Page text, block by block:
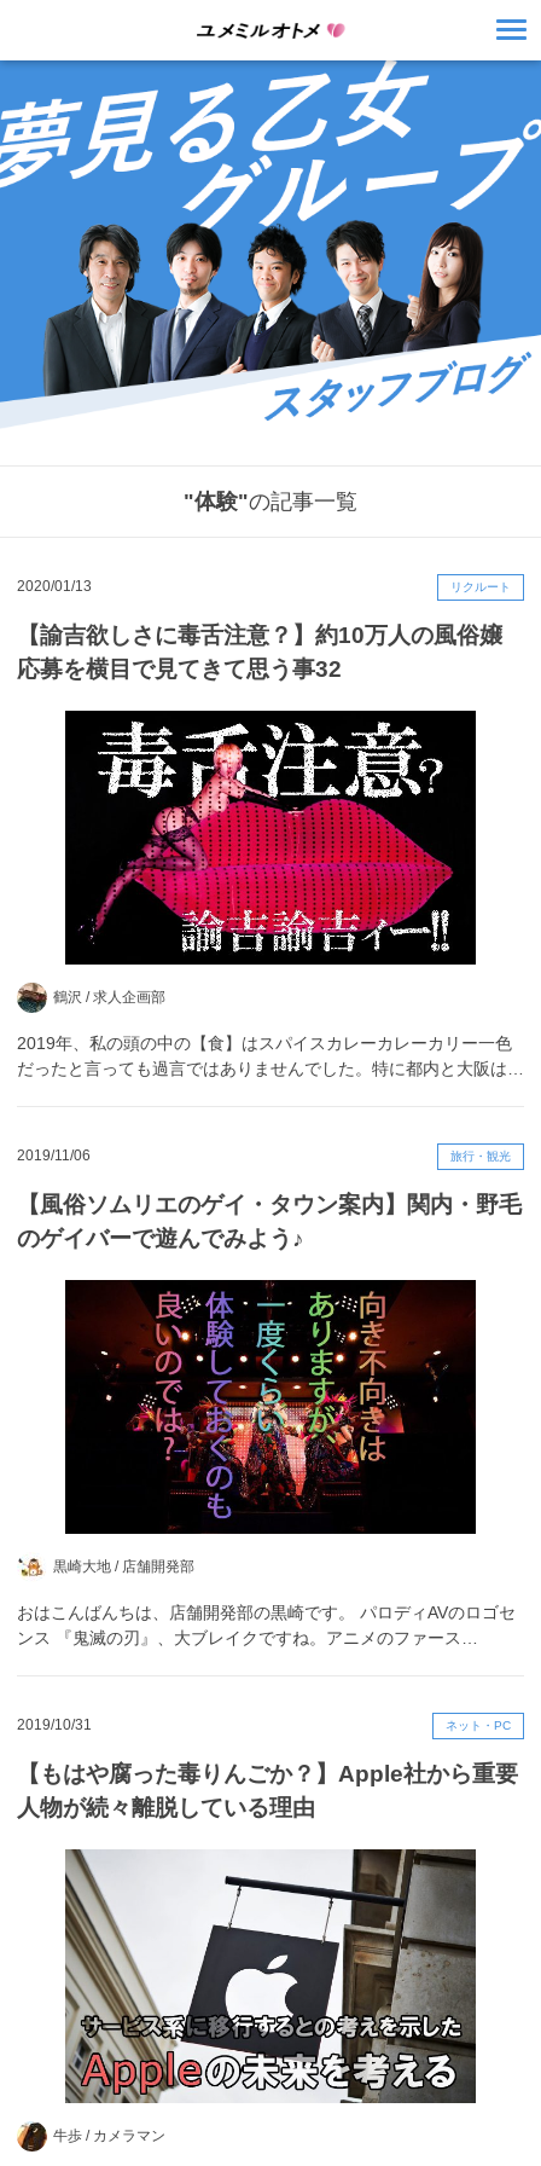
"体験"の記事一覧
2020/01/13 リクルート
【諭吉欲しさに毒舌注意？】約10万人の風俗嬢
応募を横目で見てきて思う事32
鶴沢 /求人企画部
2019年、私の頭の中の【食】はスパイスカレーカレーカリー一色
だったと言っても過言ではありませんでした。特に都内と大阪は…
2019/11/06 旅行・観光
【風俗ソムリエのゲイ・タウン案内】関内・野毛
のゲイバーで遊んでみよう♪
黒崎大地 / 店舗開発部
おはこんばんちは、店舗開発部の黒崎です。 パロディAVのロゴセ
ンス 『鬼滅の刃』、大ブレイクですね。アニメのファース…
2019/10/31 ネット・PC
【もはや腐った毒りんごか？】Apple社から重要
人物が続々離脱している理由
牛歩 / カメラマン